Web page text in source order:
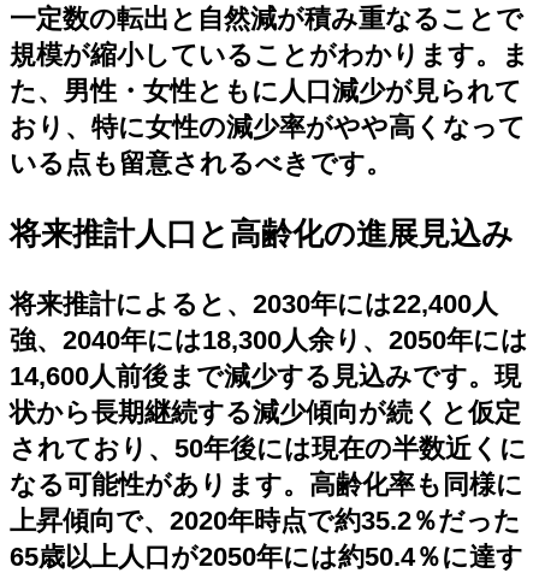
一定数の転出と自然減が積み重なることで
規模が縮小していることがわかります。ま
た、男性・女性ともに人口減少が見られて
おり、特に女性の減少率がやや高くなって
いる点も留意されるべきです。
将来推計人口と高齢化の進展見込み
将来推計によると、2030年には22,400人
強、2040年には18,300人余り、2050年には
14,600人前後まで減少する見込みです。現
状から長期継続する減少傾向が続くと仮定
されており、50年後には現在の半数近くに
なる可能性があります。高齢化率も同様に
上昇傾向で、2020年時点で約35.2％だった
65歳以上人口が2050年には約50.4％に達す